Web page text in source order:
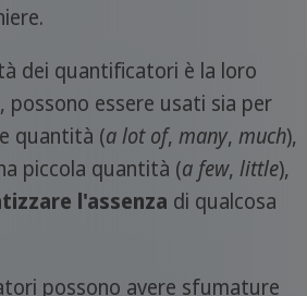
dei quantificatori è la loro
possono essere usati sia per
quantità (a lot of, many, much),
piccola quantità (a few, little),
l'assenza di qualcosa
possono avere sfumature